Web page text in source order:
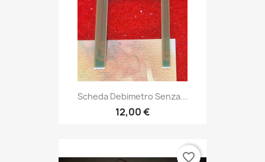
Scheda Debimetro Senza...
12,00 €
favorite_border